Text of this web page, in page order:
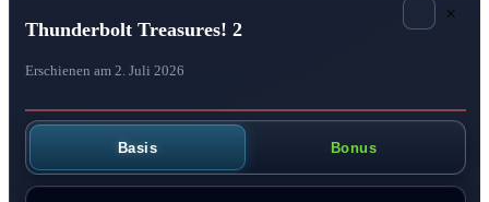
Thunderbolt Treasures! 2
Erschienen am 2. Juli 2026
×
Basis Bonus